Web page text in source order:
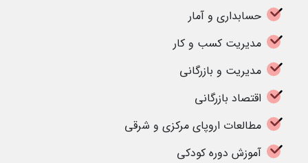
حسابداری و آمار
مدیریت کسب و کار
مدیریت و بازرگانی
اقتصاد بازرگانی
مطالعات اروپای مرکزی و شرقی
آموزش دوره کودکی